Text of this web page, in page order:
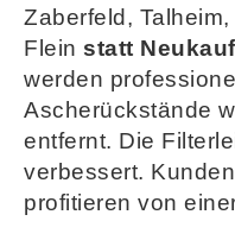
Zaberfeld,
Flein statt Neukauf
werden
Ascherückstände
entfernt. Die
verbessert.
profitieren von